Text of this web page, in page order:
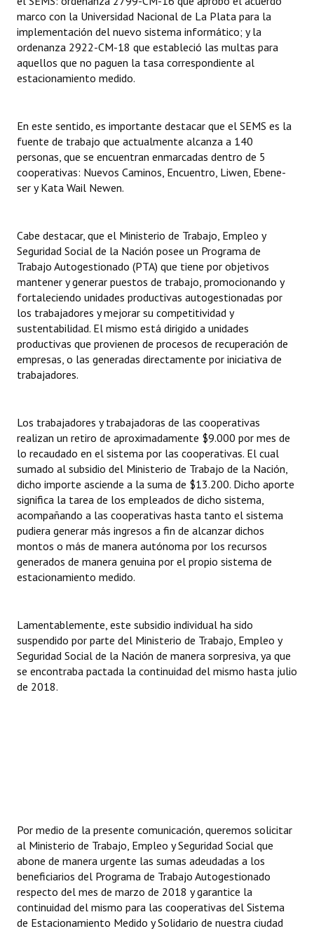
marco con la Universidad Nacional de La Plata para la
implementación del nuevo sistema informático; y la
ordenanza 2922-CM-18 que estableció las multas para
aquellos que no paguen la tasa correspondiente al
estacionamiento medido.
En este sentido, es importante destacar que el SEMS es la
fuente de trabajo que actualmente alcanza a 140
personas, que se encuentran enmarcadas dentro de 5
cooperativas: Nuevos Caminos, Encuentro, Liwen, Ebene-
ser y Kata Wail Newen.
Cabe destacar, que el Ministerio de Trabajo, Empleo y
Seguridad Social de la Nación posee un Programa de
Trabajo Autogestionado (PTA) que tiene por objetivos
mantener y generar puestos de trabajo, promocionando y
fortaleciendo unidades productivas autogestionadas por
los trabajadores y mejorar su competitividad y
sustentabilidad. El mismo está dirigido a unidades
productivas que provienen de procesos de recuperación de
empresas, o las generadas directamente por iniciativa de
trabajadores.
Los trabajadores y trabajadoras de las cooperativas
realizan un retiro de aproximadamente $9.000 por mes de
lo recaudado en el sistema por las cooperativas. El cual
sumado al subsidio del Ministerio de Trabajo de la Nación,
dicho importe asciende a la suma de $13.200. Dicho aporte
significa la tarea de los empleados de dicho sistema,
acompañando a las cooperativas hasta tanto el sistema
pudiera generar más ingresos a fin de alcanzar dichos
montos o más de manera autónoma por los recursos
generados de manera genuina por el propio sistema de
estacionamiento medido.
Lamentablemente, este subsidio individual ha sido
suspendido por parte del Ministerio de Trabajo, Empleo y
Seguridad Social de la Nación de manera sorpresiva, ya que
se encontraba pactada la continuidad del mismo hasta julio
de 2018.
Por medio de la presente comunicación, queremos solicitar
al Ministerio de Trabajo, Empleo y Seguridad Social que
abone de manera urgente las sumas adeudadas a los
beneficiarios del Programa de Trabajo Autogestionado
respecto del mes de marzo de 2018 y garantice la
continuidad del mismo para las cooperativas del Sistema
de Estacionamiento Medido y Solidario de nuestra ciudad